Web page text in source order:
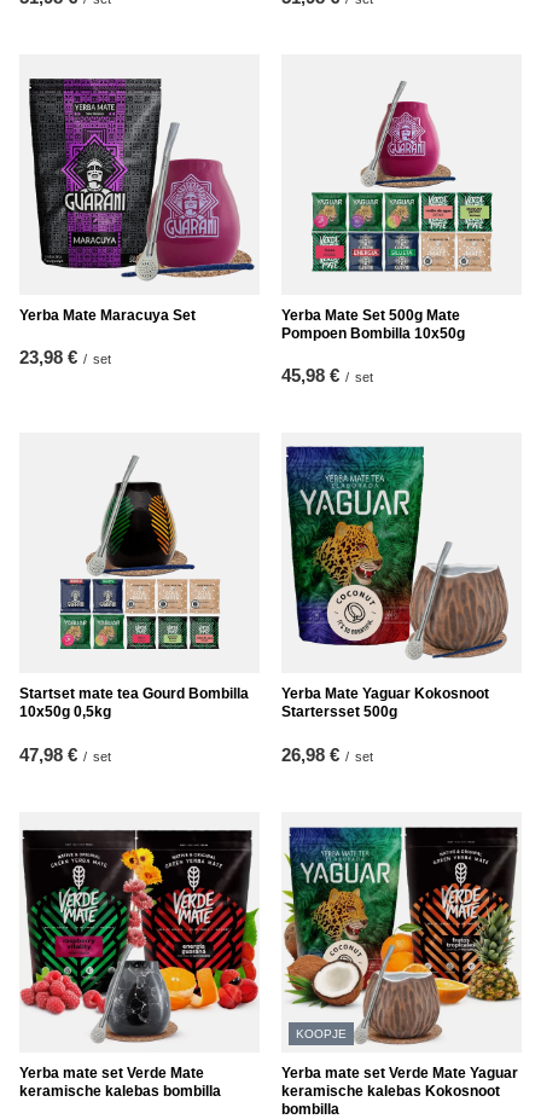
Yerba Mate Maracuya Set
23,98 € / set
Yerba Mate Set 500g Mate
Pompoen Bombilla 10x50g
45,98 € / set
Startset mate tea Gourd Bombilla
10x50g 0,5kg
47,98 € / set
Yerba Mate Yaguar Kokosnoot
Startersset 500g
26,98 € / set
Yerba mate set Verde Mate
keramische kalebas bombilla
KOOPJE
Yerba mate set Verde Mate Yaguar
keramische kalebas Kokosnoot
bombilla